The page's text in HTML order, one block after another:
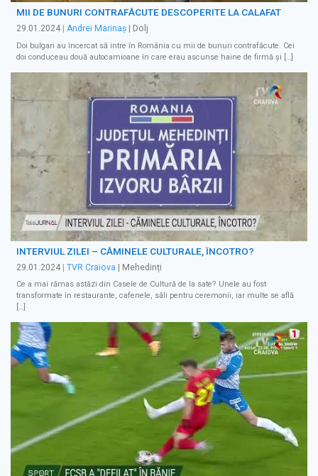
MII DE BUNURI CONTRAFĂCUTE DESCOPERITE LA CALAFAT
29.01.2024 | Andrei Marinaș | Dolj
Doi bulgari au încercat să intre în România cu mii de bunuri contrafăcute. Cei
doi conduceau două autocamioane în care erau ascunse haine de firmă și […]
INTERVIUL ZILEI – CĂMINELE CULTURALE, ÎNCOTRO?
29.01.2024 | TVR Craiova | Mehedinți
Ce a mai rămas astăzi din Casele de Cultură de la sate? Unele au fost
transformate în restaurante, cafenele, săli pentru ceremonii, iar multe se află
[…]